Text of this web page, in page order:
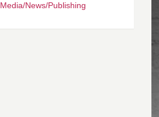
Media/News/Publishing